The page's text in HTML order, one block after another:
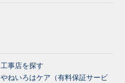
工事店を探す
やねいろはケア（有料保証サービ